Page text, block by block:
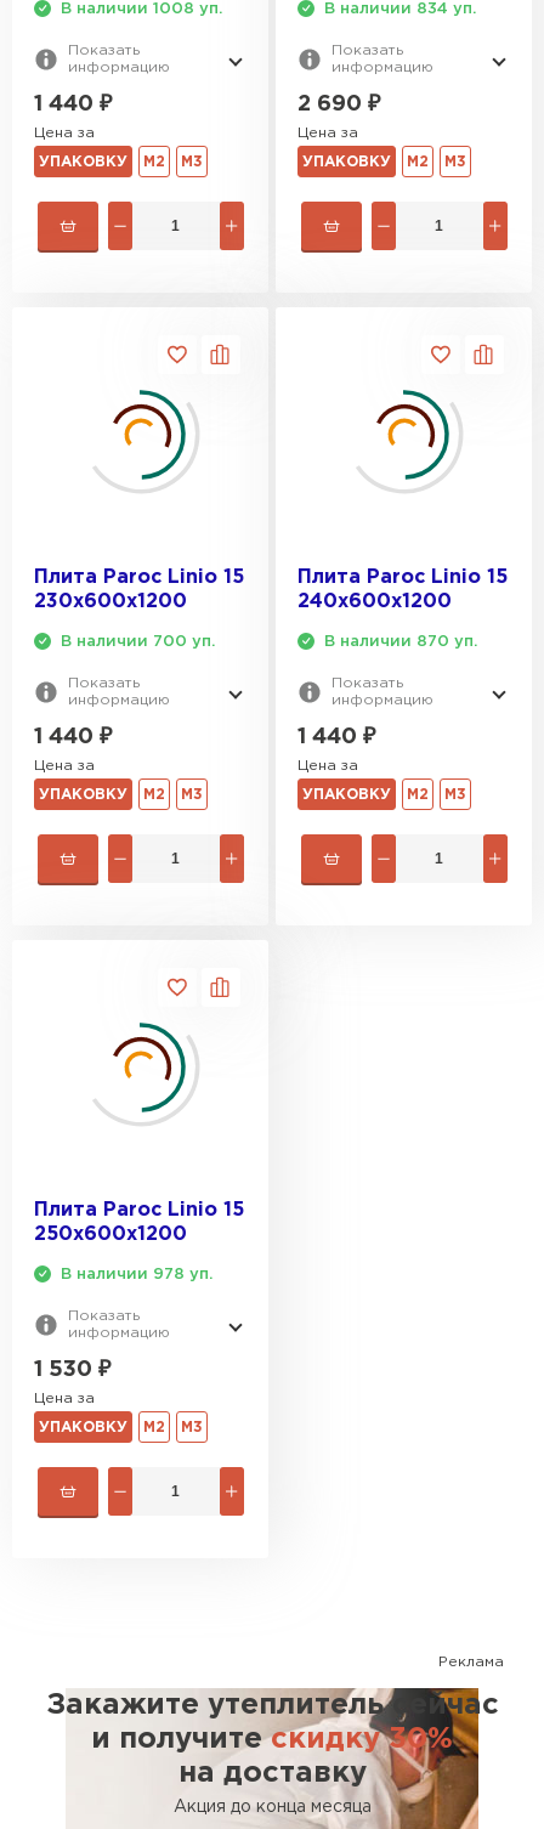
В наличии 1008 уп.
Показать
информацию
1 440 ₽
Цена за
УПАКОВКУ М2 М3
В наличии 834 уп.
Показать
информацию
2 690 ₽
Цена за
УПАКОВКУ М2 М3
Плита Paroc Linio 15
230х600х1200
В наличии 700 уп.
Показать
информацию
1 440 ₽
Цена за
УПАКОВКУ М2 М3
Плита Paroc Linio 15
240х600х1200
В наличии 870 уп.
Показать
информацию
1 440 ₽
Цена за
УПАКОВКУ М2 М3
Плита Paroc Linio 15
250х600х1200
В наличии 978 уп.
Показать
информацию
1 530 ₽
Цена за
УПАКОВКУ М2 М3
Реклама
Закажите утеплитель сейчас
и получитескидку 30%
на доставку
Акция до конца месяца